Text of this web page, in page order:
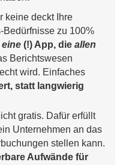
keine deckt Ihre
zu 100%
eine(!) App, die allen
Berichtswesen
wird. Einfaches
statt langwierig
gratis. Dafür erfüllt
Unternehmen an das
stellen kann.
Aufwände für